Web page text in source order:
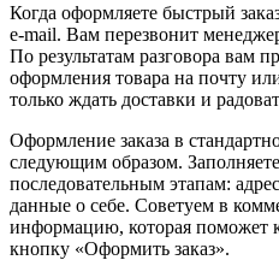
Когда оформляете быстрый
e-mail. Вам перезвонит
По результатам разговора вам
оформления товара на почту
только ждать доставки и
Оформление заказа в
следующим образом.
последовательным этапам:
данные о себе. Советуем в
информацию, которая поможет
кнопку «Оформить заказ».